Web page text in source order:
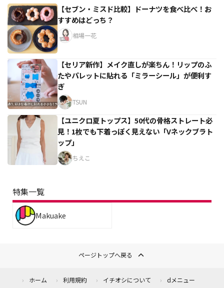
【セブン・ミスド比較】ドーナツを食べ比べ！お
すすめはどっち？
相場一花
【セリア新作】メイク直しが楽ちん！リップのふ
たやパレットに貼れる「ミラーシール」が便利す
ぎ
TSUN
【ユニクロ夏トップス】50代の骨格ストレート必
見！1枚でも下着っぽく見えない「Vネックブラト
ップ」
ちえこ
特集一覧
Makuake
ページトップへ戻る
ホーム 利用規約 イチオシについて dメニュー